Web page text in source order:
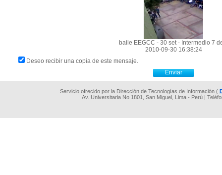
baile EEGCC - 30 set - Intermedio 7
2010-09-30 16:38:24
Deseo recibir una copia de este mensaje.
Servicio ofrecido por la Dirección de Tecnologías de Información (
Av. Universitaria No 1801, San Miguel, Lima - Perú |